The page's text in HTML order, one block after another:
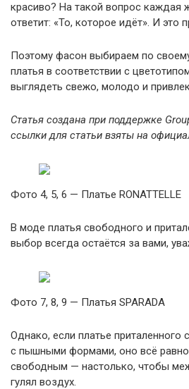
красиво? На такой вопрос каждая
ответит: «То, которое идёт». И это
Поэтому фасон выбираем по
платья в соответствии с
выглядеть свежо, молодо и
Статья создана при поддержке
ссылки для статьи взяты на
Фото 4, 5, 6 — Платье RONATTELLE
В моде платья свободного и
выбор всегда остаётся за вами,
Фото 7, 8, 9 — Платья SPARADA
Однако, если платье приталенного
с пышными формами, оно всё
свободным — настолько, чтобы
гулял воздух.